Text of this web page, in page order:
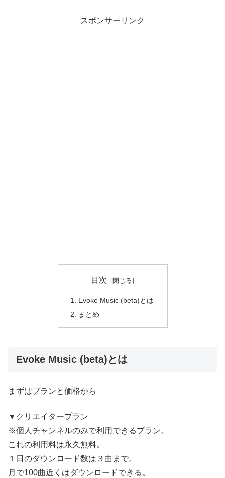
スポンサーリンク
目次
Evoke Music (beta)とは
まとめ
Evoke Music (beta)とは
まずはプランと価格から
▼クリエイタープラン
※個人チャンネルのみで利用できるプラン。
これの利用料は永久無料。
１日のダウンロード数は３曲まで。
月で100曲近くはダウンロードできる。